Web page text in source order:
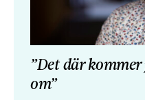
”Det där
om”